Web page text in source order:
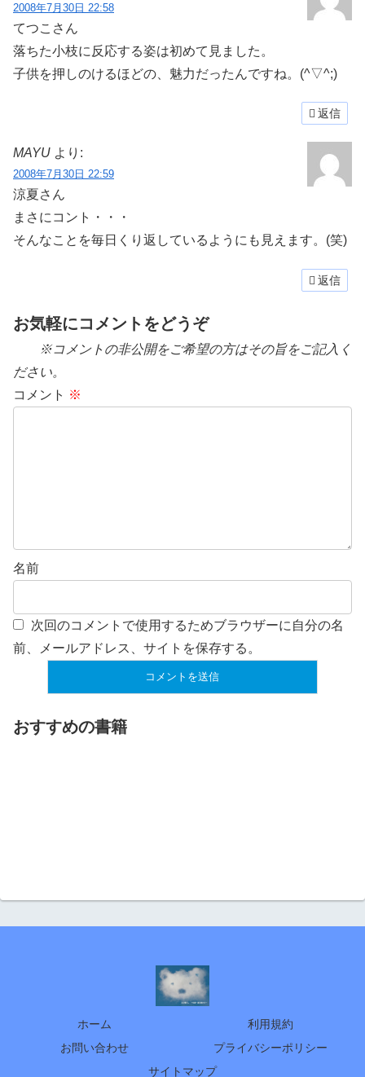
2008年7月30日 22:58
てつこさん
落ちた小枝に反応する姿は初めて見ました。
子供を押しのけるほどの、魅力だったんですね。(^▽^;)
返信
MAYU より:
2008年7月30日 22:59
涼夏さん
まさにコント・・・
そんなことを毎日くり返しているようにも見えます。(笑)
返信
お気軽にコメントをどうぞ
※コメントの非公開をご希望の方はその旨をご記入く
ださい。
コメント ※
名前
次回のコメントで使用するためブラウザーに自分の名
前、メールアドレス、サイトを保存する。
おすすめの書籍
ホーム
利用規約
お問い合わせ
プライバシーポリシー
サイトマップ